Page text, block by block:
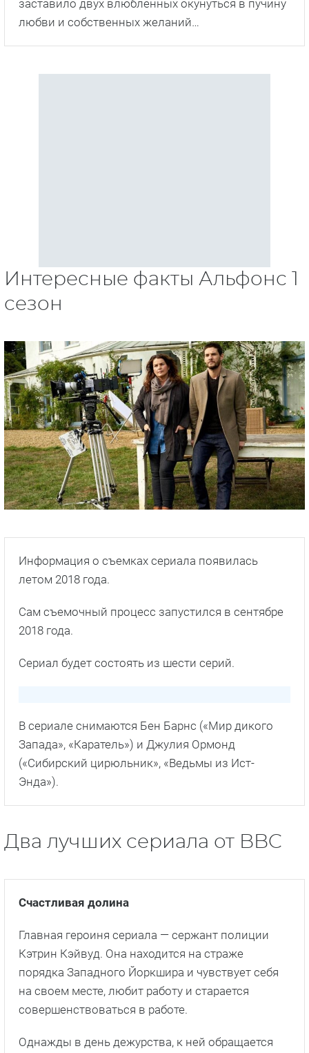
заставило двух влюбленных окунуться в пучину
любви и собственных желаний…
Интересные факты Альфонс 1
сезон
Информация о съемках сериала появилась
летом 2018 года.
Сам съемочный процесс запустился в сентябре
2018 года.
Сериал будет состоять из шести серий.
В сериале снимаются Бен Барнс («Мир дикого
Запада», «Каратель») и Джулия Ормонд
(«Сибирский цирюльник», «Ведьмы из Ист-
Энда»).
Два лучших сериала от BBC
Счастливая долина
Главная героиня сериала — сержант полиции
Кэтрин Кэйвуд. Она находится на страже
порядка Западного Йоркшира и чувствует себя
на своем месте, любит работу и старается
совершенствоваться в работе.
Однажды в день дежурства, к ней обращается